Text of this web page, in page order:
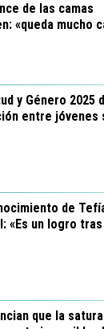
de las camas
«queda mucho
y Género 2025
entre jóvenes
de
«Es un logro
que la